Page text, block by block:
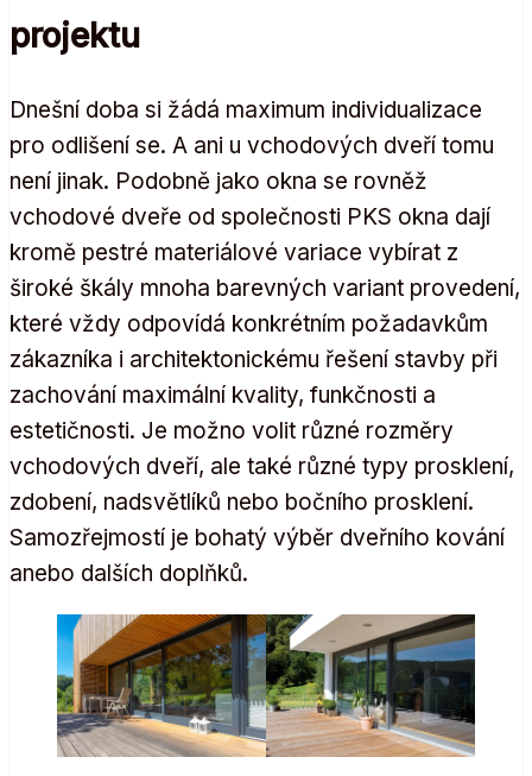
projektu
Dnešní doba si žádá maximum individualizace
pro odlišení se. A ani u vchodových dveří tomu
není jinak. Podobně jako okna se rovněž
vchodové dveře od společnosti PKS okna dají
kromě pestré materiálové variace vybírat z
široké škály mnoha barevných variant provedení,
které vždy odpovídá konkrétním požadavkům
zákazníka i architektonickému řešení stavby při
zachování maximální kvality, funkčnosti a
estetičnosti. Je možno volit různé rozměry
vchodových dveří, ale také různé typy prosklení,
zdobení, nadsvětlíků nebo bočního prosklení.
Samozřejmostí je bohatý výběr dveřního kování
anebo dalších doplňků.